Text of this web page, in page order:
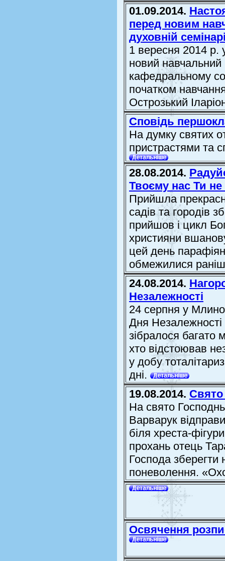
01.09.2014.
перед новим
духовній
1 вересня 2014 р.
новий навчальний
кафедральному
початком
Острозький
Сповідь
На думку святих
пристрастями та
28.08.2014.
Твоєму нас Ти
Прийшла
садів та городів
прийшов і цикл
християни
цей день
обмежилися
24.08.2014.
Незалежності
24 серпня у
Дня Незалежності
зібралося багато
хто відстоював
у добу
дні.
19.08.2014.
На свято
Варварук
біля хреста-
прохань отець
Господа
поневолення.
Освячення